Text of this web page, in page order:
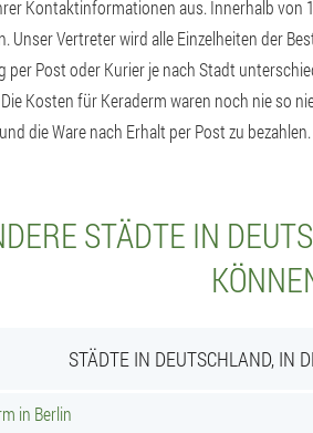
Kontaktinformationen aus. Innerhalb von
Unser Vertreter wird alle Einzelheiten der
per Post oder Kurier je nach Stadt
Kosten für Keraderm waren noch nie so
die Ware nach Erhalt per Post zu
STÄDTE IN
STÄDTE IN DEUTSCHLAND, IN
in Berlin